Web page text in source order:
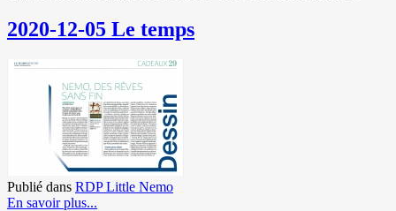
2020-12-05 Le temps
Publié dans RDP Little Nemo
En savoir plus...